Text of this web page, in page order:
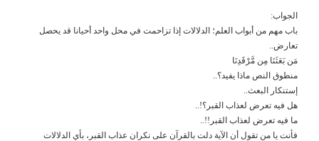
الجواب:
باب مهم من أبواب العلم؛ الدلالات إذا تزاحمت في محل واحد أحيانا قد يحصل
تعارض..
مَن بَعَثَنَا مِن مَّرْقَدِنَا
منطوق النص ماذا يفيد؟..
إستنكار البعث..
هل فيه تعرض لعذاب القبر؟!..
ما فيه تعرض لعذاب القبر!!..
فأنت يا من تقول أن الآية دلت بالقرآن على نكران عذاب القبر، بأي الدلالات